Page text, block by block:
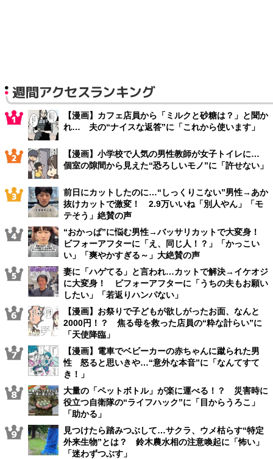
週間アクセスランキング
【漫画】カフェ店員から「ミルクと砂糖は？」と聞か
れ… 夫の“ナイスな返答”に「これから使います」
【漫画】小学校で人気の男性教師が女子トイレに…
個室の隙間から見えた“恐ろしいモノ”に「許せない」
前日にカットしたのに…“しっくりこない”男性→あか
抜けカットで激変！ 2.9万いいね「別人やん」「モ
テそう」絶賛の声
“おかっぱ”に悩む男性→バッサリカットで大変身！
ビフォーアフターに「え、同じ人！？」「かっこい
い」「爽やかすぎる～」大絶賛の声
妻に「ハゲてる」と言われ…カットで解決→イケオジ
に大変身！ ビフォーアフターに「うちの夫もお願い
したい」「若返りハンパない」
【漫画】お祭りで子どもが欲しがったお面、なんと
2000円！？ 焦る母を救った店員の“粋な計らい”に
「天使降臨」
【漫画】電車でベビーカーの赤ちゃんに蹴られた男
性 怒ると思いきや…“意外な本音”に「なんてすて
き！」
大量の「ペットボトル」が楽に運べる！？ 災害時に
役立つ自衛隊の“ライフハック”に「目からうろこ」
「助かる」
見つけたら踏みつぶして…サクラ、ウメ枯らす“特定
外来生物”とは？ 鈴木農水相の注意喚起に「怖い」
「迷わずつぶす」